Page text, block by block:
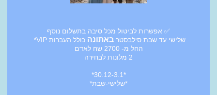
✅ אפשרות לביטול מכל סיבה בתשלום נוסף
שלישי עד שבת סילבסטרבאתונה כולל העברות VIP*
החל מ- 2700 שח לאדם
2 מלונות לבחירה
*30.12-3.1*
*שלישי-שבת*